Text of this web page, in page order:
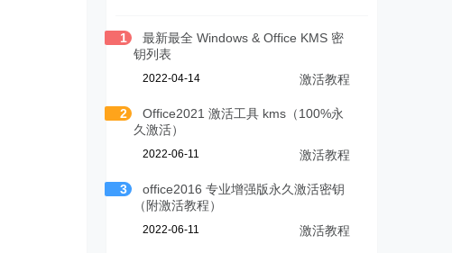
1
最新最全 Windows & Office KMS 密
钥列表
2022-04-14 激活教程
2
Office2021 激活工具 kms（100%永
久激活）
2022-06-11 激活教程
3
office2016 专业增强版永久激活密钥
（附激活教程）
2022-06-11 激活教程